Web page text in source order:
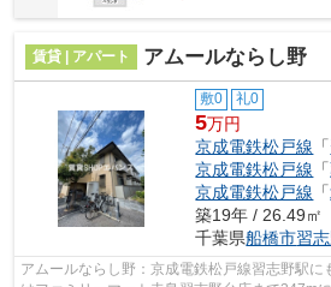
賃貸 | アパート アムールならし野
敷0 礼0
5万円
京成電鉄松戸線 「
京成電鉄松戸線 「
京成電鉄松戸線 「
築19年 / 26.49㎡
千葉県船橋市習
アムールならし野：京成電鉄松戸線習志野駅